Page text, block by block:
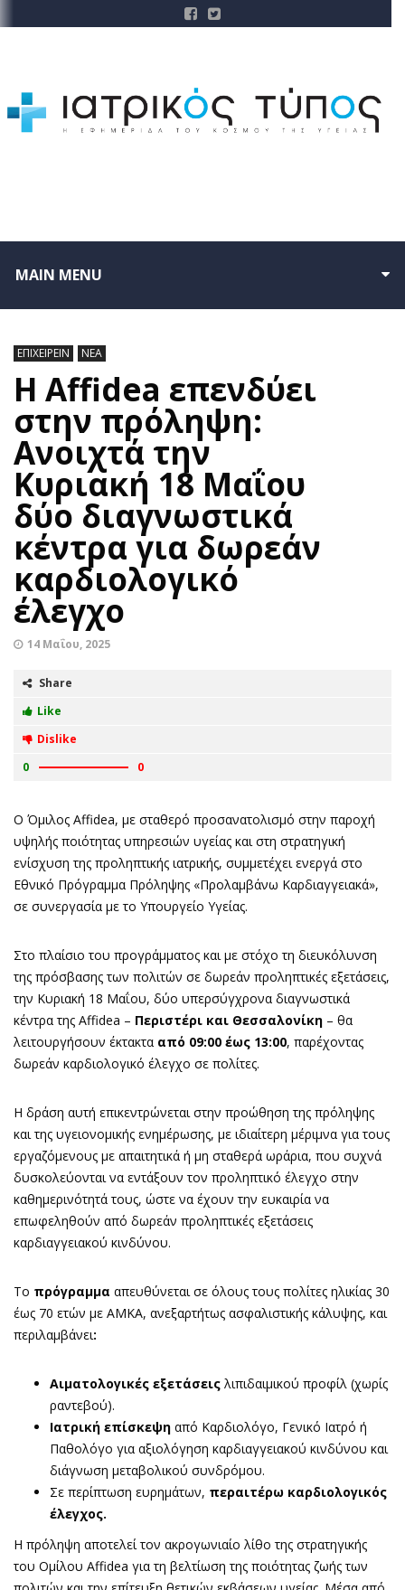
MAIN MENU
ΕΠΙΧΕΙΡΕΙΝ ΝΕΑ
Η Affidea επενδύει
στην πρόληψη:
Ανοιχτά την
Κυριακή 18 Μαΐου
δύο διαγνωστικά
κέντρα για δωρεάν
καρδιολογικό
έλεγχο
14 Μαΐου, 2025
Share
Like
Dislike
0
0
Ο Όμιλος Affidea, με σταθερό προσανατολισμό στην παροχή
υψηλής ποιότητας υπηρεσιών υγείας και στη στρατηγική
ενίσχυση της προληπτικής ιατρικής, συμμετέχει ενεργά στο
Εθνικό Πρόγραμμα Πρόληψης «Προλαμβάνω Καρδιαγγειακά»,
σε συνεργασία με το Υπουργείο Υγείας.
Στο πλαίσιο του προγράμματος και με στόχο τη διευκόλυνση
της πρόσβασης των πολιτών σε δωρεάν προληπτικές εξετάσεις,
την Κυριακή 18 Μαΐου, δύο υπερσύγχρονα διαγνωστικά
κέντρα της Affidea – Περιστέρι και Θεσσαλονίκη – θα
λειτουργήσουν έκτακτα από 09:00 έως 13:00, παρέχοντας
δωρεάν καρδιολογικό έλεγχο σε πολίτες.
Η δράση αυτή επικεντρώνεται στην προώθηση της πρόληψης
και της υγειονομικής ενημέρωσης, με ιδιαίτερη μέριμνα για τους
εργαζόμενους με απαιτητικά ή μη σταθερά ωράρια, που συχνά
δυσκολεύονται να εντάξουν τον προληπτικό έλεγχο στην
καθημερινότητά τους, ώστε να έχουν την ευκαιρία να
επωφεληθούν από δωρεάν προληπτικές εξετάσεις
καρδιαγγειακού κινδύνου.
Το πρόγραμμα απευθύνεται σε όλους τους πολίτες ηλικίας 30
έως 70 ετών με ΑΜΚΑ, ανεξαρτήτως ασφαλιστικής κάλυψης, και
περιλαμβάνει:
Αιματολογικές εξετάσεις λιπιδαιμικού προφίλ (χωρίς
ραντεβού).
Ιατρική επίσκεψη από Καρδιολόγο, Γενικό Ιατρό ή
Παθολόγο για αξιολόγηση καρδιαγγειακού κινδύνου και
διάγνωση μεταβολικού συνδρόμου.
Σε περίπτωση ευρημάτων, περαιτέρω καρδιολογικός
έλεγχος.
Η πρόληψη αποτελεί τον ακρογωνιαίο λίθο της στρατηγικής
του Ομίλου Affidea για τη βελτίωση της ποιότητας ζωής των